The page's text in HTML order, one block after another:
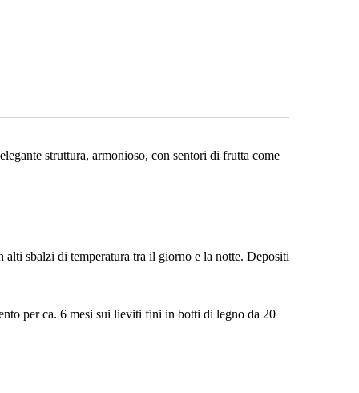
struttura, armonioso, con sentori di frutta come
sbalzi di temperatura tra il giorno e la notte. Depositi
per ca. 6 mesi sui lieviti fini in botti di legno da 20